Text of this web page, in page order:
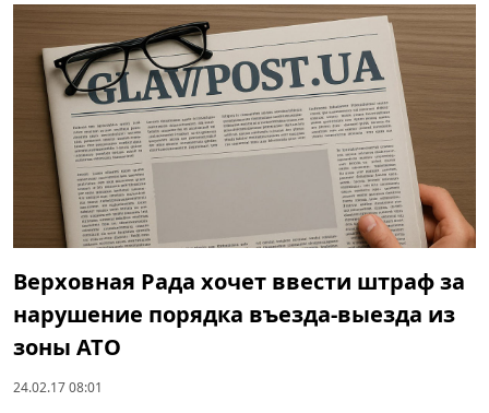
Верховная Рада хочет ввести штраф за
нарушение порядка въезда-выезда из
зоны АТО
24.02.17 08:01